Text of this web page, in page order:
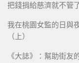
把錢捐給慈濟就不管
我在桃園女監的日與
（上）
《大誌》：幫助街友